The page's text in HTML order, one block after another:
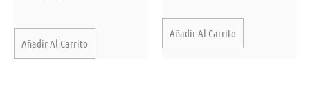
Añadir Al Carrito
Añadir Al Carrito